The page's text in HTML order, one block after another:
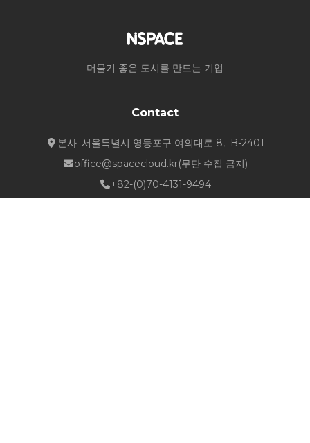
머물기 좋은 도시를 만드는 기업
Contact
본사: 서울특별시 영등포구 여의대로 8, B-2401
office@spacecloud.kr(무단 수집 금지)
+82-(0)70-4131-9494